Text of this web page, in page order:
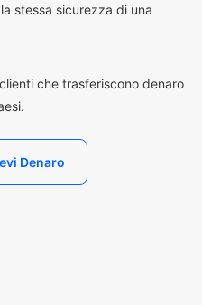
stessa sicurezza di una
che trasferiscono denaro
Denaro